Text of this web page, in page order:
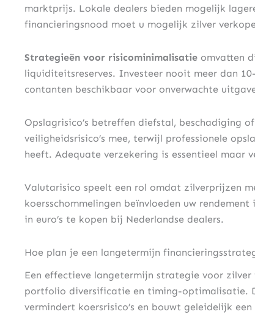
marktprijs. Lokale dealers bieden mogelijk
financieringsnood moet u mogelijk zilver
Strategieën voor risicominimalisatie omvatten
liquiditeitsreserves. Investeer nooit meer dan
contanten beschikbaar voor onverwachte
Opslagrisico’s betreffen diefstal, beschadiging
veiligheidsrisico’s mee, terwijl professionele
heeft. Adequate verzekering is essentieel maar
Valutarisico speelt een rol omdat zilverprijzen
koersschommelingen beïnvloeden uw
in euro’s te kopen bij Nederlandse dealers.
Hoe plan je een langetermijn
Een effectieve langetermijn strategie voor
portfolio diversificatie en timing-optimalisatie.
vermindert koersrisico’s en bouwt geleidelijk